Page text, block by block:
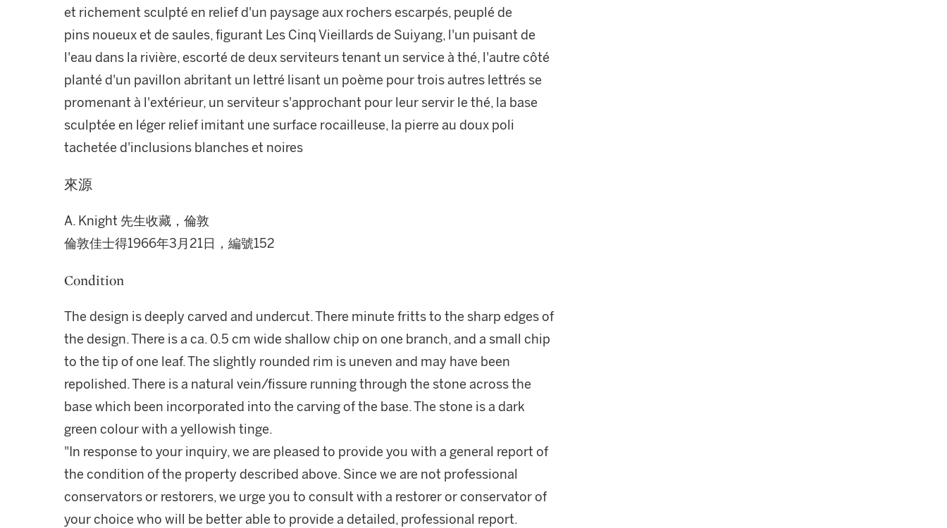
et richement sculpté en relief d'un paysage aux rochers escarpés, peuplé de
pins noueux et de saules, figurant Les Cinq Vieillards de Suiyang, l'un puisant de
l'eau dans la rivière, escorté de deux serviteurs tenant un service à thé, l'autre côté
planté d'un pavillon abritant un lettré lisant un poème pour trois autres lettrés se
promenant à l'extérieur, un serviteur s'approchant pour leur servir le thé, la base
sculptée en léger relief imitant une surface rocailleuse, la pierre au doux poli
tachetée d'inclusions blanches et noires
來源
A. Knight 先生收藏，倫敦
倫敦佳士得1966年3月21日，編號152
Condition
The design is deeply carved and undercut. There minute fritts to the sharp edges of
the design. There is a ca. 0.5 cm wide shallow chip on one branch, and a small chip
to the tip of one leaf. The slightly rounded rim is uneven and may have been
repolished. There is a natural vein/fissure running through the stone across the
base which been incorporated into the carving of the base. The stone is a dark
green colour with a yellowish tinge.
"In response to your inquiry, we are pleased to provide you with a general report of
the condition of the property described above. Since we are not professional
conservators or restorers, we urge you to consult with a restorer or conservator of
your choice who will be better able to provide a detailed, professional report.